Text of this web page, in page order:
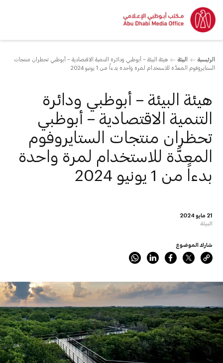
الرئيسية البيئة
هيئة البيئة – أبوظبي ودائرة التنمية الاقتصادية – أبوظبي تحظران منتجات
الستايروفوم المعدَّة للاستخدام لمرة واحدة بدءاً من 1 يونيو 2024
21 مايو 2024
البيئة
هيئة البيئة – أبوظبي ودائرة
التنمية الاقتصادية – أبوظبي
تحظران منتجات الستايروفوم
المعدَّة للاستخدام لمرة واحدة
بدءاً من 1 يونيو 2024
شارك الموضوع